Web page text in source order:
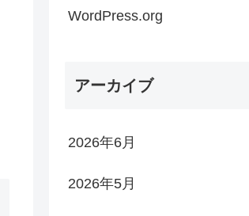
WordPress.org
アーカイブ
2026年6月
2026年5月